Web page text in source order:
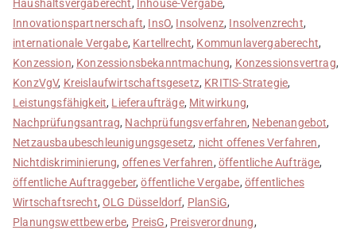
Haushaltsvergaberecht, Inhouse-Vergabe,
Innovationspartnerschaft, InsO, Insolvenz, Insolvenzrecht,
internationale Vergabe, Kartellrecht, Kommunlavergaberecht,
Konzession, Konzessionsbekanntmachung, Konzessionsvertrag,
KonzVgV, Kreislaufwirtschaftsgesetz, KRITIS-Strategie,
Leistungsfähigkeit, Lieferaufträge, Mitwirkung,
Nachprüfungsantrag, Nachprüfungsverfahren, Nebenangebot,
Netzausbaubeschleunigungsgesetz, nicht offenes Verfahren,
Nichtdiskriminierung, offenes Verfahren, öffentliche Aufträge,
öffentliche Auftraggeber,öffentliche Vergabe,öffentliches
Wirtschaftsrecht,OLG Düsseldorf, PlanSiG,
Planungswettbewerbe, PreisG, Preisverordnung,